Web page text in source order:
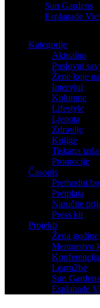
Sun Gardens
Esplanade
Kategorije
Aktualno
Poslovni
Žene koje
Intervjui
Kolumne
Lifestyle
Ljepota
Zdravlje
Knjige
Tiskana
Promocije
Časopis
Prethodni
Pretplata
Naručite
Press kit
Projekti
Žena godine
Mentorstvo
Learn2be
Sun Gardens
Esplanade